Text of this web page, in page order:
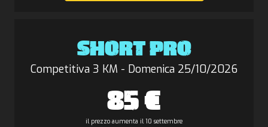
SHORT PRO
Competitiva 3 KM - Domenica 25/10/2026
85 €
il prezzo aumenta il 10 settembre